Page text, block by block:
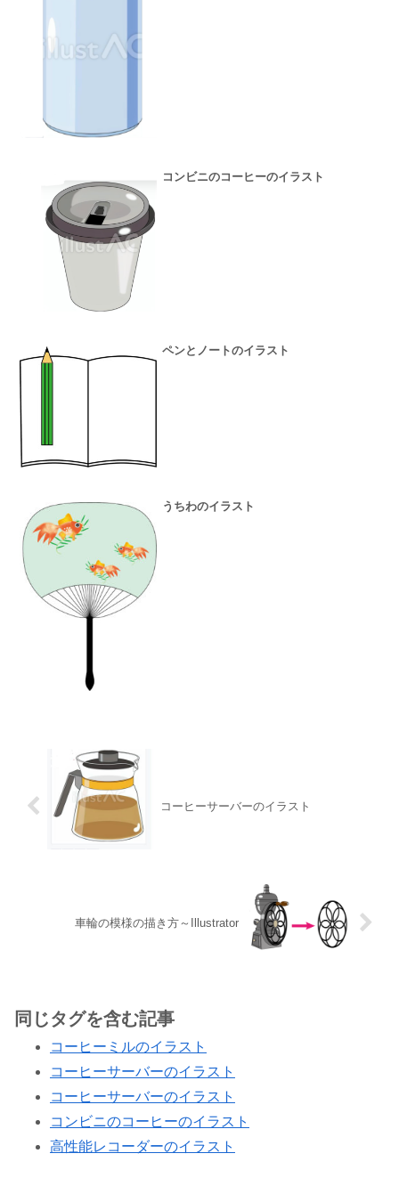
コンビニのコーヒーのイラスト
ペンとノートのイラスト
うちわのイラスト
コーヒーサーバーのイラスト
車輪の模様の描き方～Illustrator
同じタグを含む記事
コーヒーミルのイラスト
コーヒーサーバーのイラスト
コーヒーサーバーのイラスト
コンビニのコーヒーのイラスト
高性能レコーダーのイラスト